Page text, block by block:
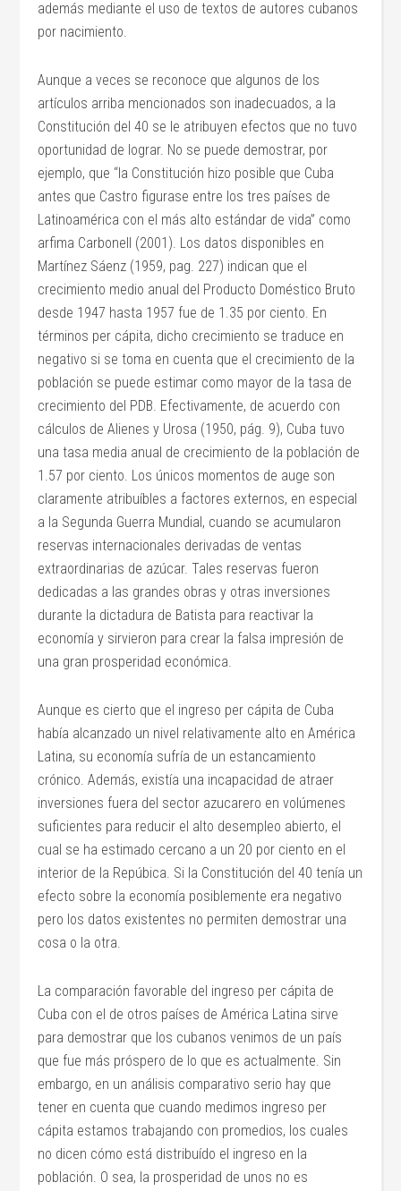
además mediante el uso de textos de autores cubanos
por nacimiento.
Aunque a veces se reconoce que algunos de los
artículos arriba mencionados son inadecuados, a la
Constitución del 40 se le atribuyen efectos que no tuvo
oportunidad de lograr. No se puede demostrar, por
ejemplo, que “la Constitución hizo posible que Cuba
antes que Castro figurase entre los tres países de
Latinoamérica con el más alto estándar de vida” como
arfima Carbonell (2001). Los datos disponibles en
Martínez Sáenz (1959, pag. 227) indican que el
crecimiento medio anual del Producto Doméstico Bruto
desde 1947 hasta 1957 fue de 1.35 por ciento. En
términos per cápita, dicho crecimiento se traduce en
negativo si se toma en cuenta que el crecimiento de la
población se puede estimar como mayor de la tasa de
crecimiento del PDB. Efectivamente, de acuerdo con
cálculos de Alienes y Urosa (1950, pág. 9), Cuba tuvo
una tasa media anual de crecimiento de la población de
1.57 por ciento. Los únicos momentos de auge son
claramente atribuíbles a factores externos, en especial
a la Segunda Guerra Mundial, cuando se acumularon
reservas internacionales derivadas de ventas
extraordinarias de azúcar. Tales reservas fueron
dedicadas a las grandes obras y otras inversiones
durante la dictadura de Batista para reactivar la
economía y sirvieron para crear la falsa impresión de
una gran prosperidad económica.
Aunque es cierto que el ingreso per cápita de Cuba
había alcanzado un nivel relativamente alto en América
Latina, su economía sufría de un estancamiento
crónico. Además, existía una incapacidad de atraer
inversiones fuera del sector azucarero en volúmenes
suficientes para reducir el alto desempleo abierto, el
cual se ha estimado cercano a un 20 por ciento en el
interior de la Repúbica. Si la Constitución del 40 tenía un
efecto sobre la economía posiblemente era negativo
pero los datos existentes no permiten demostrar una
cosa o la otra.
La comparación favorable del ingreso per cápita de
Cuba con el de otros países de América Latina sirve
para demostrar que los cubanos venimos de un país
que fue más próspero de lo que es actualmente. Sin
embargo, en un análisis comparativo serio hay que
tener en cuenta que cuando medimos ingreso per
cápita estamos trabajando con promedios, los cuales
no dicen cómo está distribuído el ingreso en la
población. O sea, la prosperidad de unos no es